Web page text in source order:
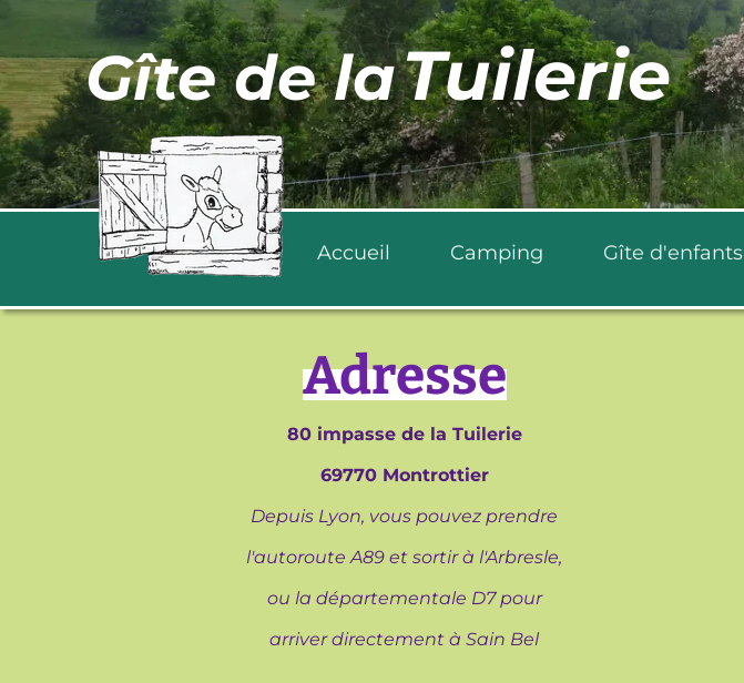
Gîte de laTuilerie
Accueil Camping Gîte d'enfants
Adresse
80 impasse de la Tuilerie
69770 Montrottier
Depuis Lyon, vous pouvez prendre
l'autoroute A89 et sortir à l'Arbresle,
ou la départementale D7 pour
arriver directement à Sain Bel